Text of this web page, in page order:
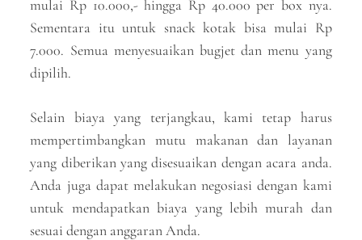
mulai Rp 10.000,- hingga Rp 40.000 per box nya.
Sementara itu untuk snack kotak bisa mulai Rp
7.000. Semua menyesuaikan bugjet dan menu yang
dipilih.
Selain biaya yang terjangkau, kami tetap harus
mempertimbangkan mutu makanan dan layanan
yang diberikan yang disesuaikan dengan acara anda.
Anda juga dapat melakukan negosiasi dengan kami
untuk mendapatkan biaya yang lebih murah dan
sesuai dengan anggaran Anda.